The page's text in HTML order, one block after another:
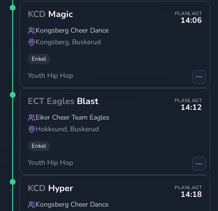
PLANLAGT
14:06
KCD Magic
Kongsberg Cheer Dance
Kongsberg, Buskerud
Enkel
Youth Hip Hop
PLANLAGT
14:12
ECT Eagles Blast
Eiker Cheer Team Eagles
Hokksund, Buskerud
Enkel
Youth Hip Hop
PLANLAGT
14:18
KCD Hyper
Kongsberg Cheer Dance